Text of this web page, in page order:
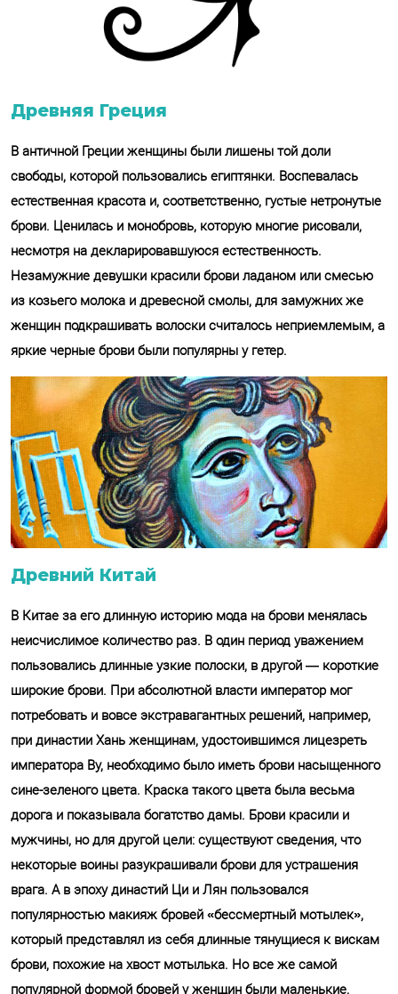
Древняя Греция
В античной Греции женщины были лишены той доли
свободы, которой пользовались египтянки. Воспевалась
естественная красота и, соответственно, густые нетронутые
брови. Ценилась и монобровь, которую многие рисовали,
несмотря на декларировавшуюся естественность.
Незамужние девушки красили брови ладаном или смесью
из козьего молока и древесной смолы, для замужних же
женщин подкрашивать волоски считалось неприемлемым, а
яркие черные брови были популярны у гетер.
Древний Китай
В Китае за его длинную историю мода на брови менялась
неисчислимое количество раз. В один период уважением
пользовались длинные узкие полоски, в другой — короткие
широкие брови. При абсолютной власти император мог
потребовать и вовсе экстравагантных решений, например,
при династии Хань женщинам, удостоившимся лицезреть
императора Ву, необходимо было иметь брови насыщенного
сине-зеленого цвета. Краска такого цвета была весьма
дорога и показывала богатство дамы. Брови красили и
мужчины, но для другой цели: существуют сведения, что
некоторые воины разукрашивали брови для устрашения
врага. А в эпоху династий Ци и Лян пользовался
популярностью макияж бровей «бессмертный мотылек»,
который представлял из себя длинные тянущиеся к вискам
брови, похожие на хвост мотылька. Но все же самой
популярной формой бровей у женщин были маленькие,